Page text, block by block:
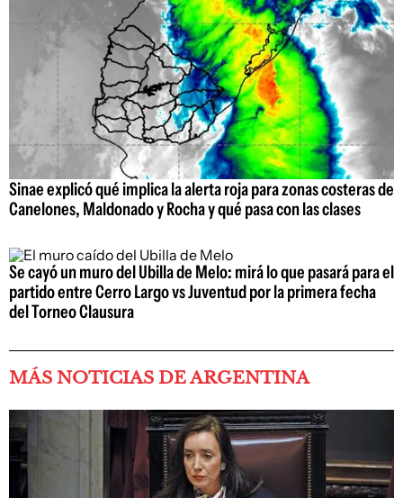
Sinae explicó qué implica la alerta roja para zonas costeras de
Canelones, Maldonado y Rocha y qué pasa con las clases
Se cayó un muro del Ubilla de Melo: mirá lo que pasará para el
partido entre Cerro Largo vs Juventud por la primera fecha
del Torneo Clausura
MÁS NOTICIAS DE ARGENTINA